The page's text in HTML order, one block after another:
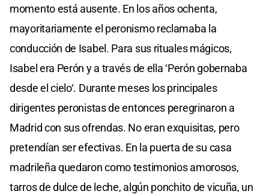
momento está ausente. En los años ochenta,
mayoritariamente el peronismo reclamaba la
conducción de Isabel. Para sus rituales mágicos,
Isabel era Perón y a través de ella ‘Perón gobernaba
desde el cielo‘. Durante meses los principales
dirigentes peronistas de entonces peregrinaron a
Madrid con sus ofrendas. No eran exquisitas, pero
pretendían ser efectivas. En la puerta de su casa
madrileña quedaron como testimonios amorosos,
tarros de dulce de leche, algún ponchito de vicuña, un